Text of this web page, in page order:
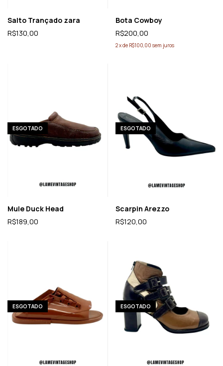
Salto Trançado zara
R$130,00
Bota Cowboy
R$200,00
2xde R$100,00 sem juros
ESGOTADO
Mule Duck Head
R$189,00
ESGOTADO
Scarpin Arezzo
R$120,00
ESGOTADO ESGOTADO